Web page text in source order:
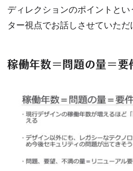
ディレクションのポイントとい
ター視点でお話しさせていただ
稼働年数＝問題の量＝要